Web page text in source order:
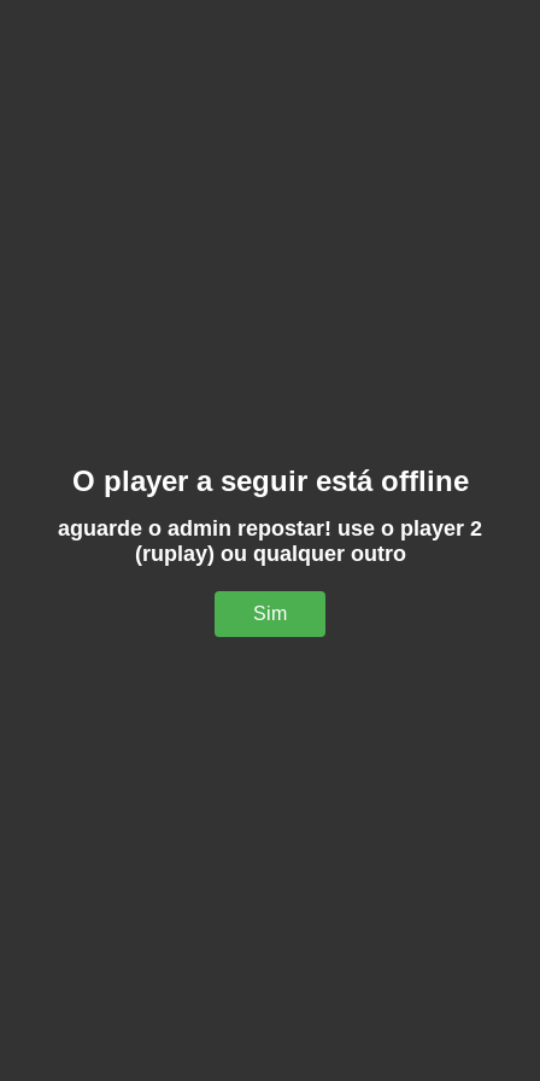
O player a seguir está offline
aguarde o admin repostar! use o player 2
(ruplay) ou qualquer outro
Sim